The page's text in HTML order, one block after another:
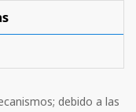
debido a las